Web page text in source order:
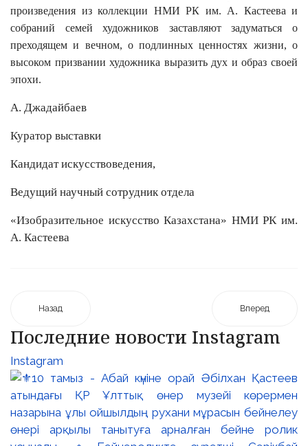
произведения из коллекции НМИ РК им. А. Кастеева и
собраний семей художников заставляют задуматься о
преходящем и вечном, о подлинных ценностях жизни, о
высоком призвании художника выразить дух и образ своей
эпохи.
А. Джадайбаев
Куратор выставки
Кандидат искусствоведения,
Ведущий научный сотрудник отдела
«Изобразительное искусство Казахстана» НМИ РК им.
А. Кастеева
Назад Вперед
Последние новости Instagram
Instagram